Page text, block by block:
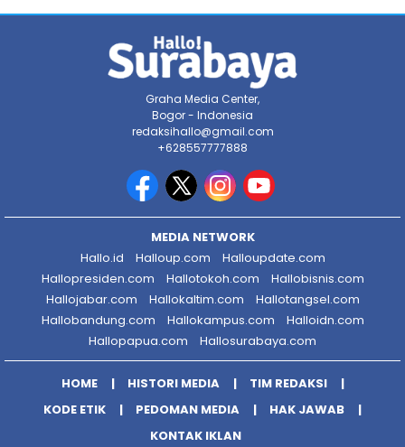
Graha Media Center,
Bogor - Indonesia
redaksihallo@gmail.com
+628557777888
MEDIA NETWORK
Hallo.id
Halloup.com
Halloupdate.com
Hallopresiden.com
Hallotokoh.com
Hallobisnis.com
Hallojabar.com
Hallokaltim.com
Hallotangsel.com
Hallobandung.com
Hallokampus.com
Halloidn.com
Hallopapua.com
Hallosurabaya.com
HOME HISTORI MEDIA
TIM REDAKSI
KODE ETIK
PEDOMAN MEDIA
HAK JAWAB
KONTAK IKLAN